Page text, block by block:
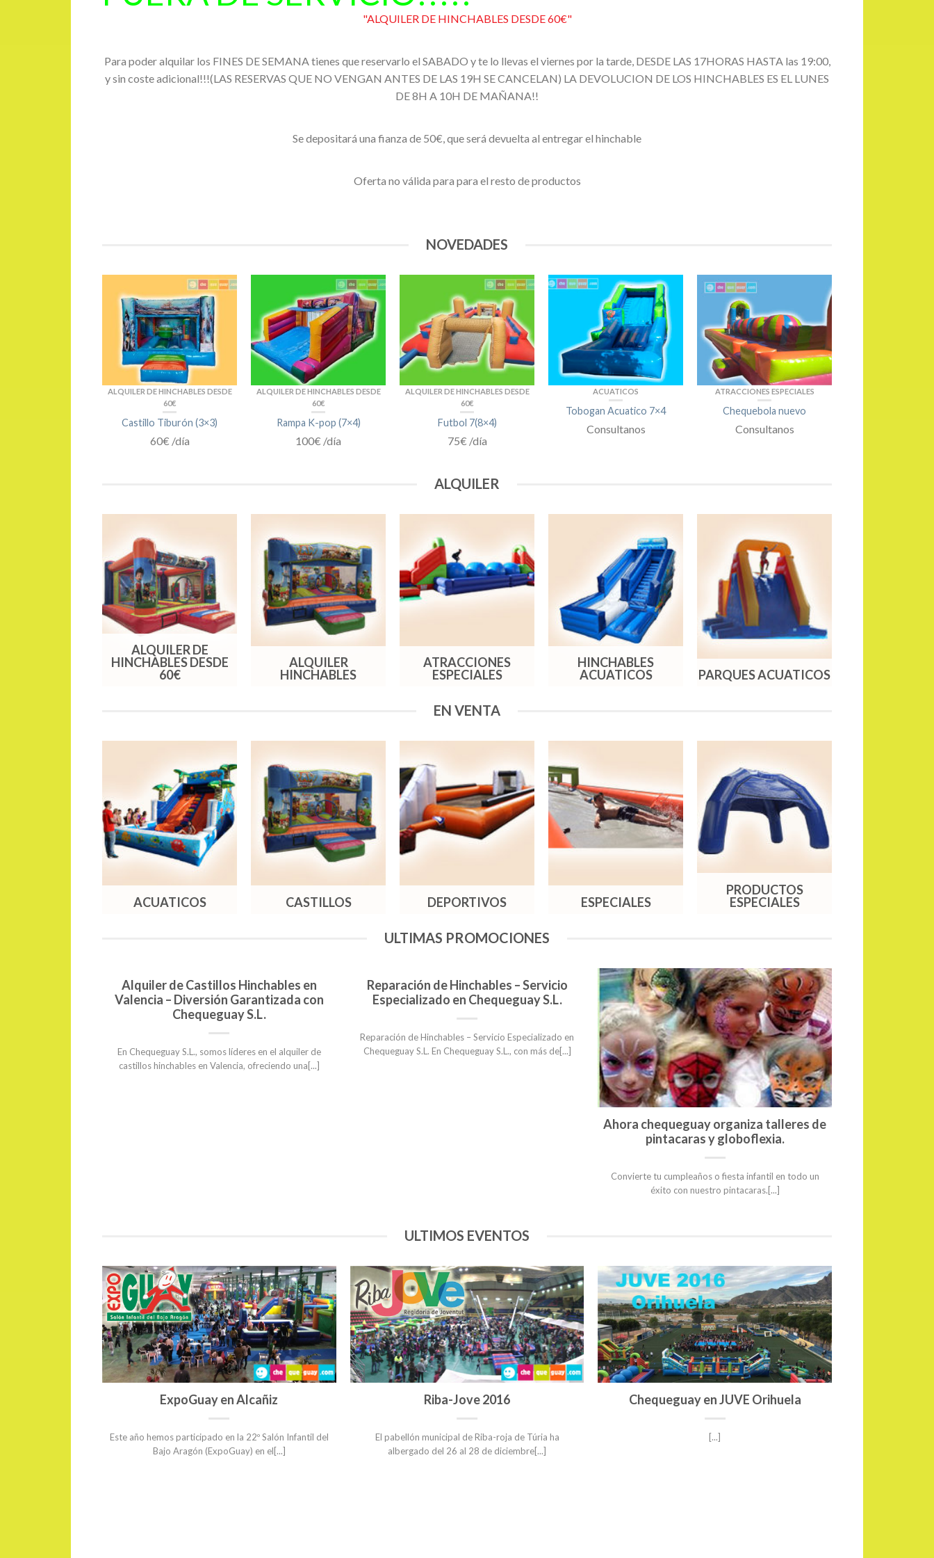
"ALQUILER DE HINCHABLES DESDE 60€"
Para poder alquilar los FINES DE SEMANA tienes que reservarlo el SABADO y te lo llevas el viernes por la tarde, DESDE LAS 17HORAS HASTA las 19:00,
y sin coste adicional!!!(LAS RESERVAS QUE NO VENGAN ANTES DE LAS 19H SE CANCELAN) LA DEVOLUCION DE LOS HINCHABLES ES EL LUNES
DE 8H A 10H DE MAÑANA!!
Se depositará una fianza de 50€, que será devuelta al entregar el hinchable
Oferta no válida para para el resto de productos
NOVEDADES
ALQUILER DE HINCHABLES DESDE
60€
Castillo Tiburón (3×3)
60€ /día
ALQUILER DE HINCHABLES DESDE
60€
Rampa K-pop (7×4)
100€ /día
ALQUILER DE HINCHABLES DESDE
60€
Futbol 7(8×4)
75€ /día
ACUATICOS
Tobogan Acuatico 7×4
Consultanos
ATRACCIONES ESPECIALES
Chequebola nuevo
Consultanos
ALQUILER
ALQUILER DE
HINCHABLES DESDE
60€
ALQUILER
HINCHABLES
ATRACCIONES
ESPECIALES
HINCHABLES
ACUATICOS
PARQUES ACUATICOS
EN VENTA
ACUATICOS CASTILLOS DEPORTIVOS ESPECIALES
PRODUCTOS
ESPECIALES
ULTIMAS PROMOCIONES
Alquiler de Castillos Hinchables en
Valencia – Diversión Garantizada con
Chequeguay S.L.
En Chequeguay S.L., somos líderes en el alquiler de
castillos hinchables en Valencia, ofreciendo una[...]
Reparación de Hinchables – Servicio
Especializado en Chequeguay S.L.
Reparación de Hinchables – Servicio Especializado en
Chequeguay S.L. En Chequeguay S.L., con más de[...]
Ahora chequeguay organiza talleres de
pintacaras y globoflexia.
Convierte tu cumpleaños o fiesta infantil en todo un
éxito con nuestro pintacaras.[...]
ULTIMOS EVENTOS
ExpoGuay en Alcañiz
Este año hemos participado en la 22º Salón Infantil del
Bajo Aragón (ExpoGuay) en el[...]
Riba-Jove 2016
El pabellón municipal de Riba-roja de Túria ha
albergado del 26 al 28 de diciembre[...]
Chequeguay en JUVE Orihuela
[...]